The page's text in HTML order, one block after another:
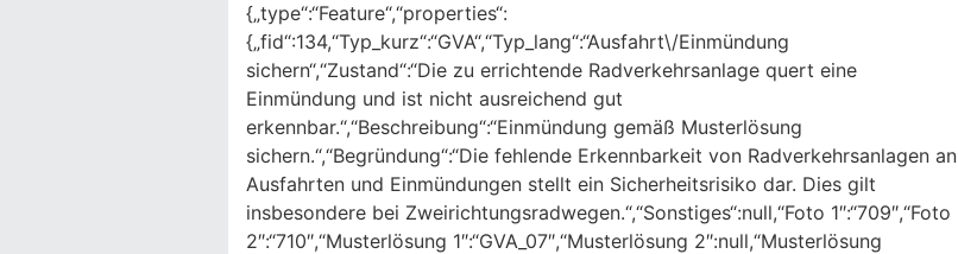
{„type“:“Feature“,“properties“:
{„fid“:134,“Typ_kurz“:“GVA“,“Typ_lang“:“Ausfahrt\/Einmündung
sichern“,“Zustand“:“Die zu errichtende Radverkehrsanlage quert eine
Einmündung und ist nicht ausreichend gut
erkennbar.“,“Beschreibung“:“Einmündung gemäß Musterlösung
sichern.“,“Begründung“:“Die fehlende Erkennbarkeit von Radverkehrsanlagen an
Ausfahrten und Einmündungen stellt ein Sicherheitsrisiko dar. Dies gilt
insbesondere bei Zweirichtungsradwegen.“,“Sonstiges“:null,“Foto 1″:“709″,“Foto
2″:“710″,“Musterlösung 1″:“GVA_07″,“Musterlösung 2″:null,“Musterlösung